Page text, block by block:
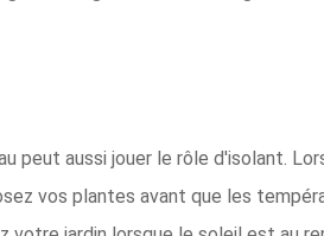
peut aussi jouer le rôle d'isolant.
vos plantes avant que les